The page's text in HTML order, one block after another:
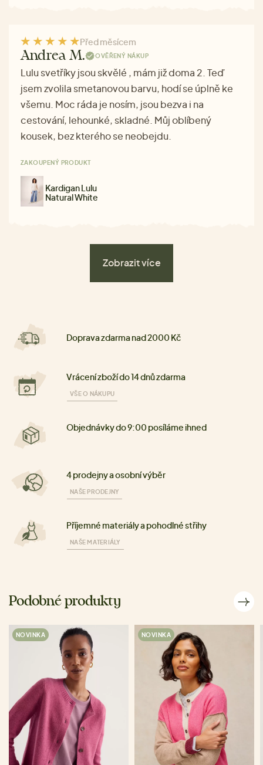
Před měsícem
Andrea M. OVĚŘENÝ NÁKUP
Lulu svetříky jsou skvělé , mám již doma 2. Teď
jsem zvolila smetanovou barvu, hodí se úplně ke
všemu. Moc ráda je nosím, jsou bezva i na
cestování, lehounké, skladné. Můj oblíbený
kousek, bez kterého se neobejdu.
ZAKOUPENÝ PRODUKT
Kardigan Lulu
Natural White
Zobrazit více
Doprava zdarma nad 2000 Kč
Vrácení zboží do 14 dnů zdarma
VŠE O NÁKUPU
Objednávky do 9:00 posíláme ihned
4 prodejny a osobní výběr
NAŠE PRODEJNY
Příjemné materiály a pohodlné střihy
NAŠE MATERIÁLY
Podobné produkty
NOVINKA NOVINKA